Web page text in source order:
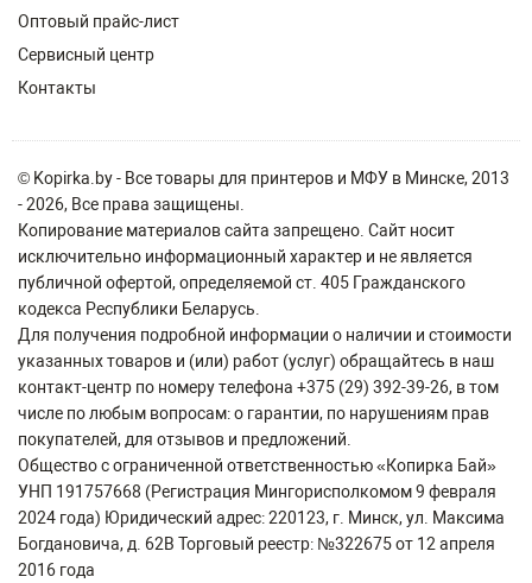
Оптовый прайс-лист
Сервисный центр
Контакты
© Kopirka.by - Все товары для принтеров и МФУ в Минске, 2013
- 2026, Все права защищены.
Копирование материалов сайта запрещено. Сайт носит
исключительно информационный характер и не является
публичной офертой, определяемой ст. 405 Гражданского
кодекса Республики Беларусь.
Для получения подробной информации о наличии и стоимости
указанных товаров и (или) работ (услуг) обращайтесь в наш
контакт-центр по номеру телефона +375 (29) 392-39-26, в том
числе по любым вопросам: о гарантии, по нарушениям прав
покупателей, для отзывов и предложений.
Общество с ограниченной ответственностью «Копирка Бай»
УНП 191757668 (Регистрация Мингорисполкомом 9 февраля
2024 года) Юридический адрес: 220123, г. Минск, ул. Максима
Богдановича, д. 62В Торговый реестр: №322675 от 12 апреля
2016 года